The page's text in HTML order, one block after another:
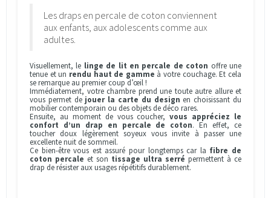
Les draps en percale de coton conviennent
aux enfants, aux adolescents comme aux
adultes.
Visuellement, le linge de lit en percale de coton offre une
tenue et un rendu haut de gamme à votre couchage. Et cela
se remarque au premier coup d’œil !
Immédiatement, votre chambre prend une toute autre allure et
vous permet de jouer la carte du design en choisissant du
mobilier contemporain ou des objets de déco rares.
Ensuite, au moment de vous coucher,vous appréciez le
confort d’un drap en percale de coton. En effet, ce
toucher doux légèrement soyeux vous invite à passer une
excellente nuit de sommeil.
Ce bien-être vous est assuré pour longtemps car la fibre de
coton percale et son tissage ultra serré permettent à ce
drap de résister aux usages répétitifs durablement.